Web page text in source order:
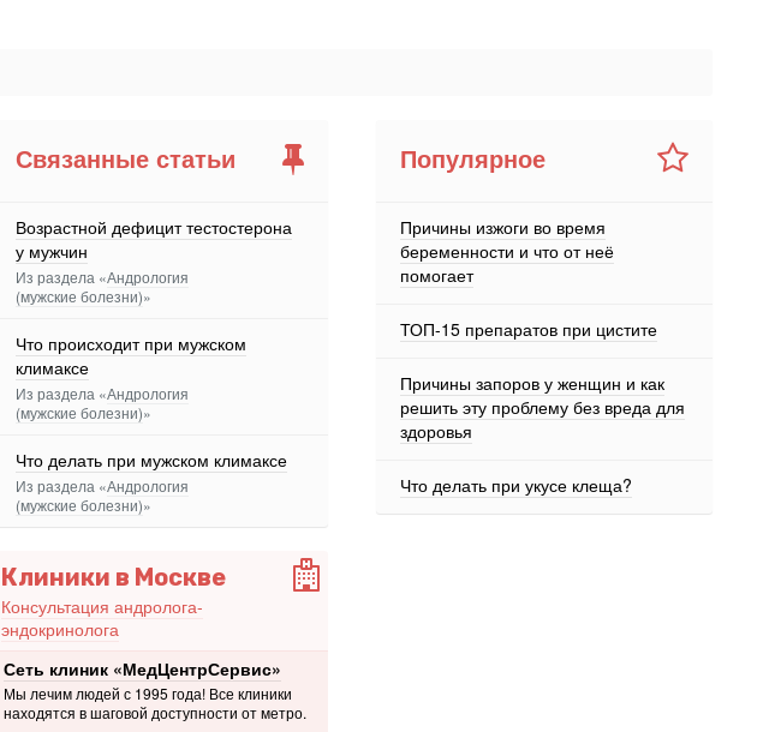
Связанные статьи
Возрастной дефицит тестостерона
у мужчин
Из раздела «Андрология
(мужские болезни)»
Что происходит при мужском
климаксе
Из раздела «Андрология
(мужские болезни)»
Что делать при мужском климаксе
Из раздела «Андрология
(мужские болезни)»
Клиники в Москве
Консультация андролога-
эндокринолога
Сеть клиник «МедЦентрСервис»
Мы лечим людей с 1995 года! Все клиники
находятся в шаговой доступности от метро.
Популярное
Причины изжоги во время
беременности и что от неё
помогает
ТОП-15 препаратов при цистите
Причины запоров у женщин и как
решить эту проблему без вреда для
здоровья
Что делать при укусе клеща?